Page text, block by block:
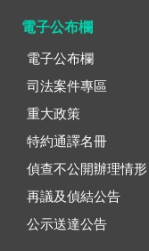
電子公布欄
電子公布欄
司法案件專區
重大政策
特約通譯名冊
偵查不公開辦理情形
再議及偵結公告
公示送達公告